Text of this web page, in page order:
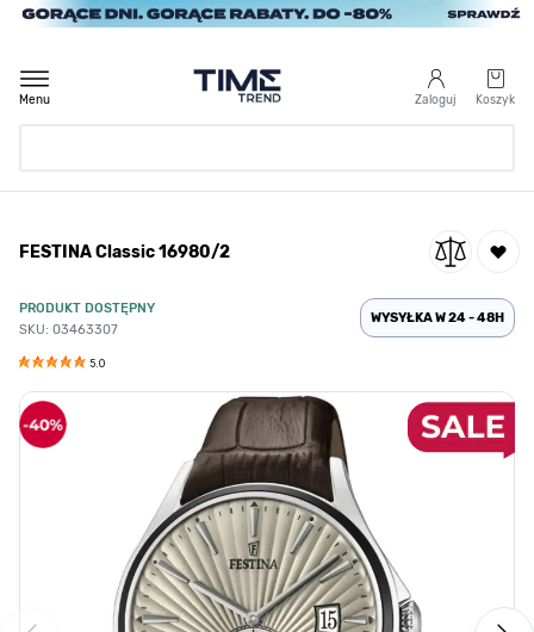
Przejdź do treści
Zaloguj Koszyk
Menu
/ FESTINA Classic 16980/2
FESTINA Classic 16980/2
PRODUKT DOSTĘPNY
SKU: 03463307
5.0
WYSYŁKA W 24 - 48H